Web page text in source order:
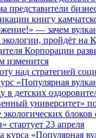
представители
книгу
— зачем
пройдёт на
Корпорации
изменится
над стратегией
«Популярная
в детских
университет»
блоков
стартует 23 апреля
курса «Популярная